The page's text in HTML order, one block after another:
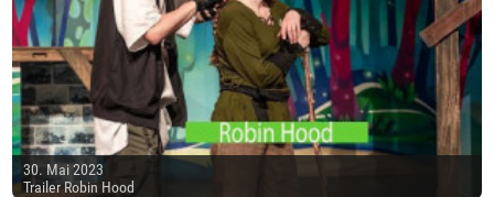
30. Mai 2023
Trailer Robin Hood